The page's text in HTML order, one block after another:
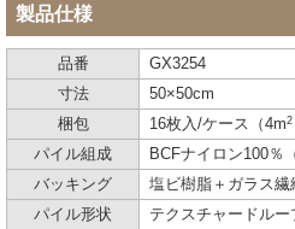
製品仕様
品番
GX3254
寸法
50×50cm
梱包
16枚入/ケース（4m2
パイル組成
BCFナイロン100％
バッキング
塩ビ樹脂＋ガラス繊
パイル形状
テクスチャードルー